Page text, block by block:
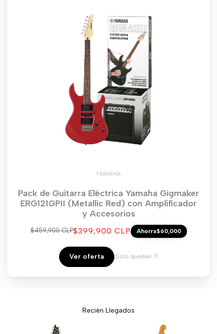
YAMAHA
Pack de Guitarra Eléctrica Yamaha Gigmaker
ERG121GPII (Metallic Red) con Amplificador
y Accesorios
Precio
$459,900 CLPPrecio
venta
$399,900 CLP Ahorra$60,000
Ver oferta ¡Solo quedan 7!
Recién Llegados